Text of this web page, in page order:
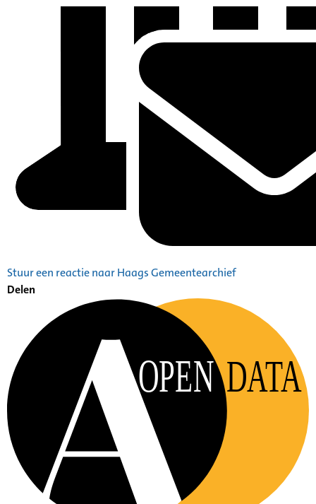
Stuur een reactie naar Haags Gemeentearchief
Delen
OPEN DATA